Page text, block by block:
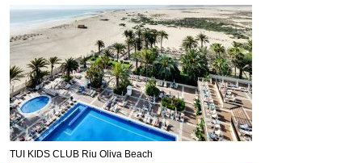
TUI KIDS CLUB Riu Oliva Beach